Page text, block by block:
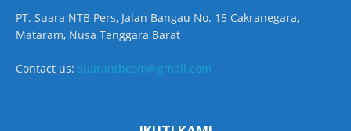
PT. Suara NTB Pers, Jalan Bangau No. 15 Cakranegara,
Mataram, Nusa Tenggara Barat
Contact us: suarantbcom@gmail.com